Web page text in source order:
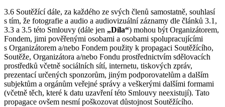
3.6 Soutěžící dále, za každého ze svých členů samostatně, souhlasí
s tím, že fotografie a audio a audiovizuální záznamy dle článků 3.1,
3.3 a 3.5 této Smlouvy (dále jen „Díla“) mohou být Organizátorem,
Fondem, jimi pověřenými osobami a osobami spolupracujícími
s Organizátorem a/nebo Fondem použity k propagaci Soutěžícího,
Soutěže, Organizátora a/nebo Fondu prostřednictvím sdělovacích
prostředků včetně sociálních sítí, internetu, tiskových zpráv,
prezentací určených sponzorům, jiným podporovatelům a dalším
subjektům a orgánům veřejné správy a veškerými dalšími formami
(včetně těch, které k datu uzavření této Smlouvy neexistují). Tato
propagace ovšem nesmí poškozovat důstojnost Soutěžícího.